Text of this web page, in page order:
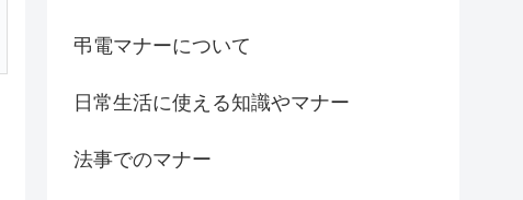
弔電マナーについて
日常生活に使える知識やマナー
法事でのマナー